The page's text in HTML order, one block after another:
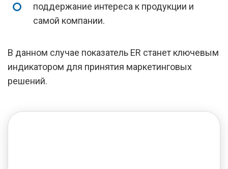
поддержание интереса к продукции и
самой компании.
В данном случае показатель ER станет ключевым
индикатором для принятия маркетинговых
решений.